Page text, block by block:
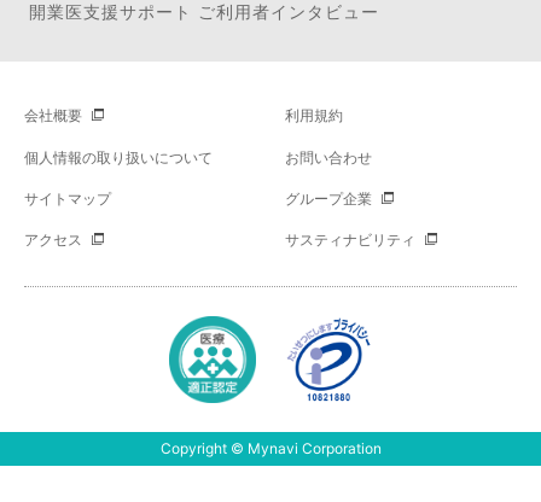
開業医支援サポート ご利用者インタビュー
会社概要 利用規約
個人情報の取り扱いについて お問い合わせ
サイトマップ グループ企業
アクセス サスティナビリティ
Copyright © Mynavi Corporation